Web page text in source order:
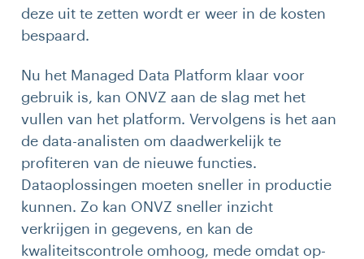
deze uit te zetten wordt er weer in de kosten
bespaard.
Nu het Managed Data Platform klaar voor
gebruik is, kan ONVZ aan de slag met het
vullen van het platform. Vervolgens is het aan
de data-analisten om daadwerkelijk te
profiteren van de nieuwe functies.
Dataoplossingen moeten sneller in productie
kunnen. Zo kan ONVZ sneller inzicht
verkrijgen in gegevens, en kan de
kwaliteitscontrole omhoog, mede omdat op-